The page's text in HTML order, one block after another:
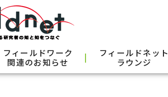
フィールドワーク
関連のお知らせ
フィールドネット
ラウンジ